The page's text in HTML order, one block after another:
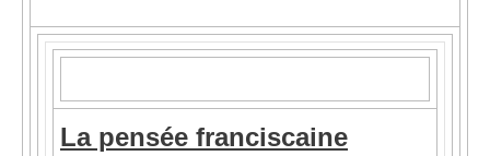
La pensée franciscaine